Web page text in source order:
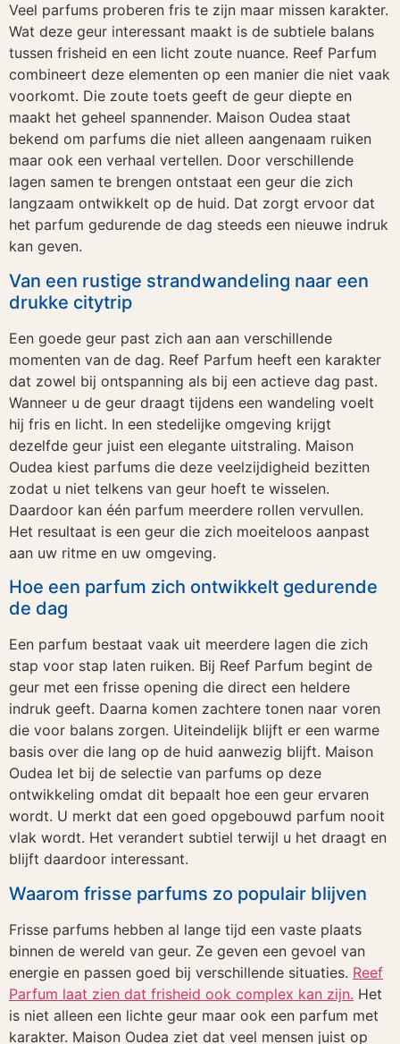
Veel parfums proberen fris te zijn maar missen karakter.
Wat deze geur interessant maakt is de subtiele balans
tussen frisheid en een licht zoute nuance. Reef Parfum
combineert deze elementen op een manier die niet vaak
voorkomt. Die zoute toets geeft de geur diepte en
maakt het geheel spannender. Maison Oudea staat
bekend om parfums die niet alleen aangenaam ruiken
maar ook een verhaal vertellen. Door verschillende
lagen samen te brengen ontstaat een geur die zich
langzaam ontwikkelt op de huid. Dat zorgt ervoor dat
het parfum gedurende de dag steeds een nieuwe indruk
kan geven.
Van een rustige strandwandeling naar een
drukke citytrip
Een goede geur past zich aan aan verschillende
momenten van de dag. Reef Parfum heeft een karakter
dat zowel bij ontspanning als bij een actieve dag past.
Wanneer u de geur draagt tijdens een wandeling voelt
hij fris en licht. In een stedelijke omgeving krijgt
dezelfde geur juist een elegante uitstraling. Maison
Oudea kiest parfums die deze veelzijdigheid bezitten
zodat u niet telkens van geur hoeft te wisselen.
Daardoor kan één parfum meerdere rollen vervullen.
Het resultaat is een geur die zich moeiteloos aanpast
aan uw ritme en uw omgeving.
Hoe een parfum zich ontwikkelt gedurende
de dag
Een parfum bestaat vaak uit meerdere lagen die zich
stap voor stap laten ruiken. Bij Reef Parfum begint de
geur met een frisse opening die direct een heldere
indruk geeft. Daarna komen zachtere tonen naar voren
die voor balans zorgen. Uiteindelijk blijft er een warme
basis over die lang op de huid aanwezig blijft. Maison
Oudea let bij de selectie van parfums op deze
ontwikkeling omdat dit bepaalt hoe een geur ervaren
wordt. U merkt dat een goed opgebouwd parfum nooit
vlak wordt. Het verandert subtiel terwijl u het draagt en
blijft daardoor interessant.
Waarom frisse parfums zo populair blijven
Frisse parfums hebben al lange tijd een vaste plaats
binnen de wereld van geur. Ze geven een gevoel van
energie en passen goed bij verschillende situaties. Reef
Parfum laat zien dat frisheid ook complex kan zijn. Het
is niet alleen een lichte geur maar ook een parfum met
karakter. Maison Oudea ziet dat veel mensen juist op